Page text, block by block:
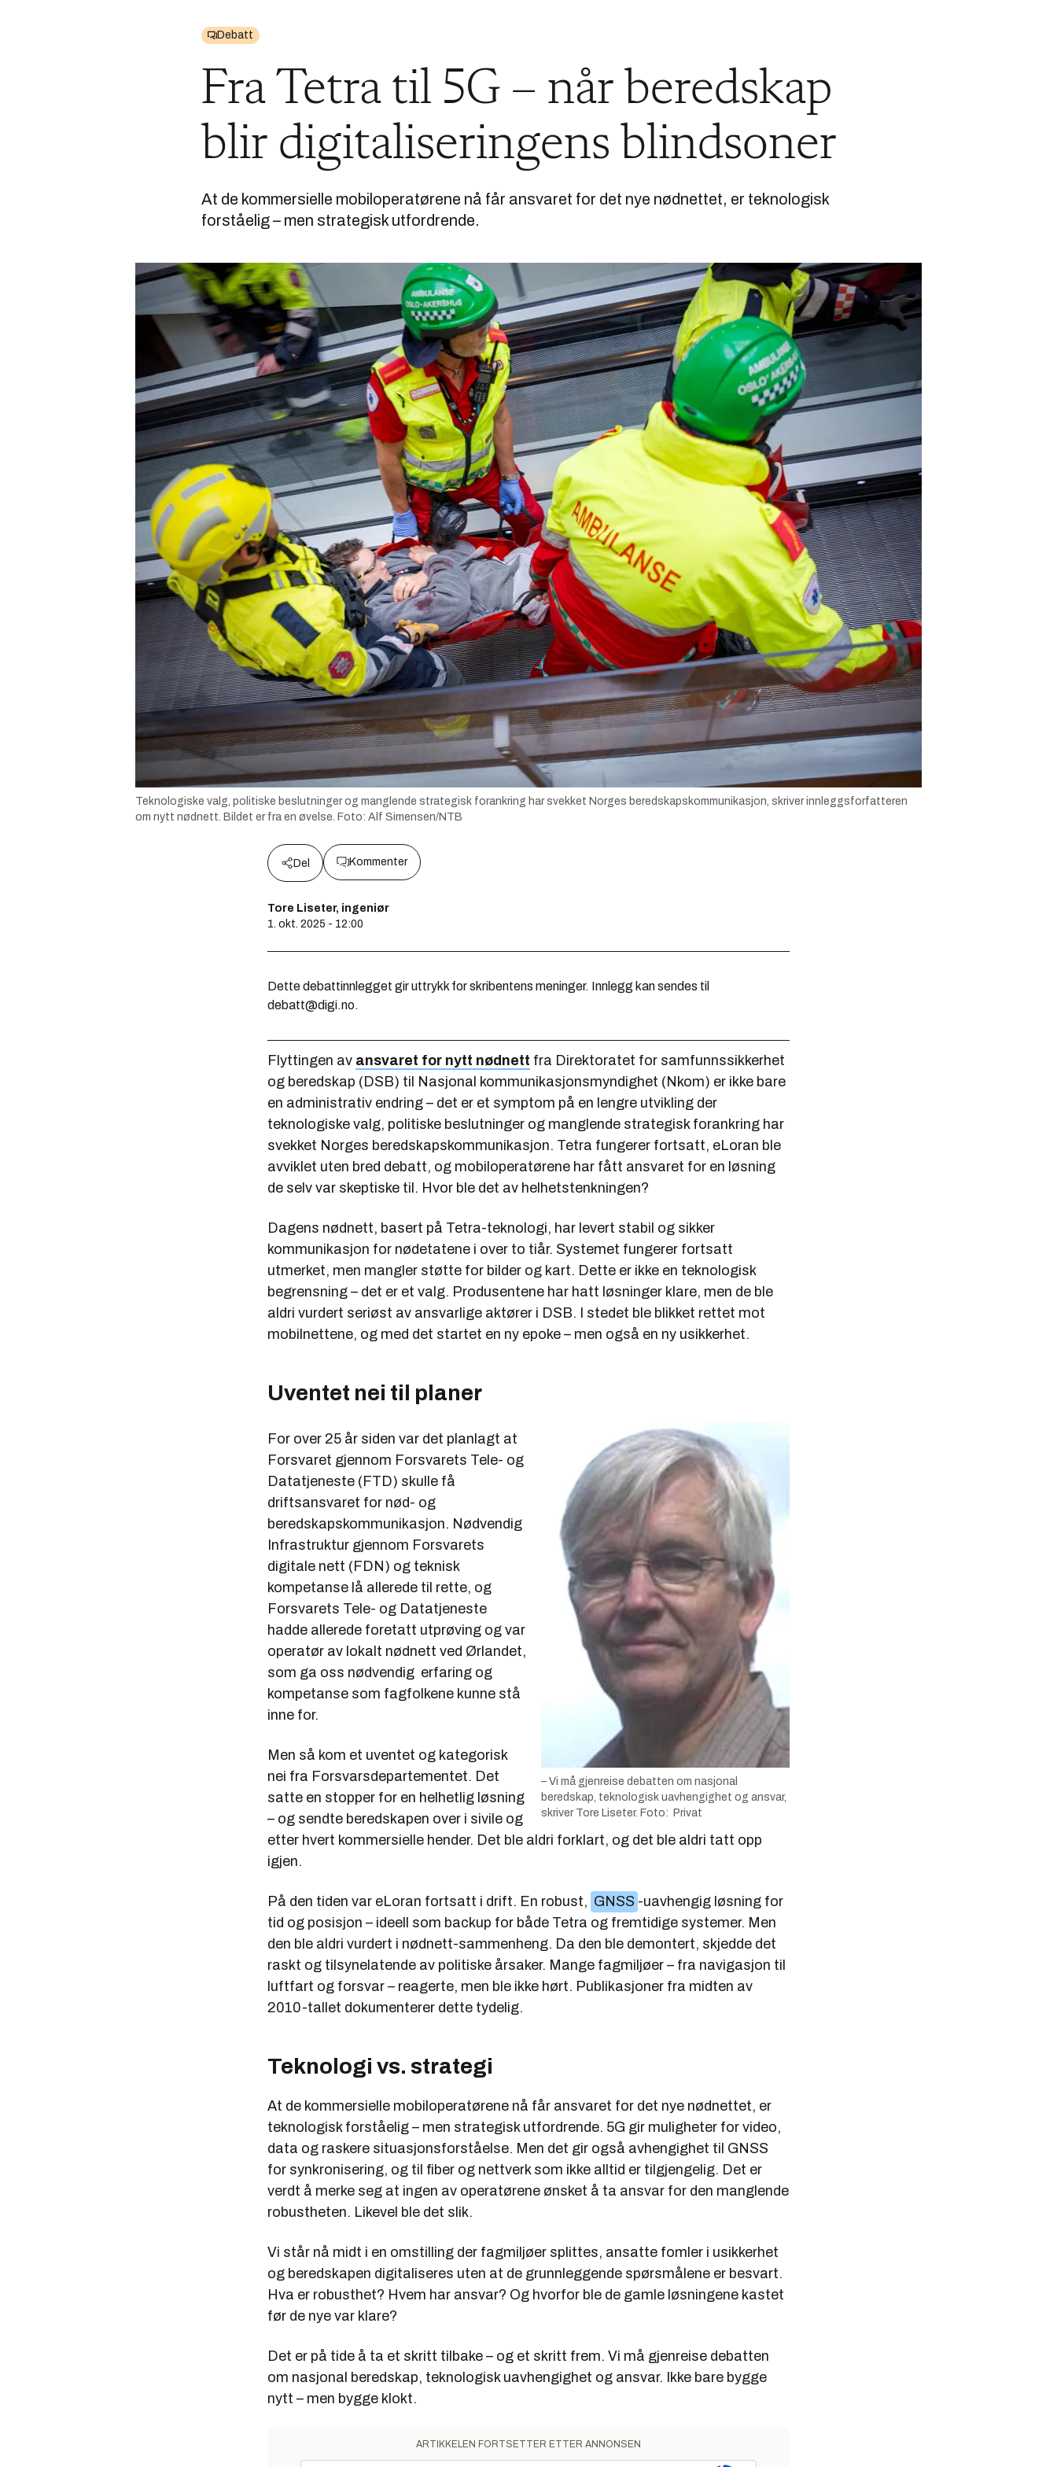
Debatt
Fra Tetra til 5G – når beredskap
blir digitaliseringens blindsoner
At de kommersielle mobiloperatørene nå får ansvaret for det nye nødnettet, er teknologisk
forståelig – men strategisk utfordrende.
Teknologiske valg, politiske beslutninger og manglende strategisk forankring har svekket Norges beredskapskommunikasjon, skriver innleggsforfatteren
om nytt nødnett. Bildet er fra en øvelse. Foto: Alf Simensen/NTB
Del Kommenter
Tore Liseter, ingeniør
1. okt. 2025 - 12:00
Dette debattinnlegget gir uttrykk for skribentens meninger. Innlegg kan sendes til
debatt@digi.no.
Flyttingen av ansvaret for nytt nødnett fra Direktoratet for samfunnssikkerhet
og beredskap (DSB) til Nasjonal kommunikasjonsmyndighet (Nkom) er ikke bare
en administrativ endring – det er et symptom på en lengre utvikling der
teknologiske valg, politiske beslutninger og manglende strategisk forankring har
svekket Norges beredskapskommunikasjon. Tetra fungerer fortsatt, eLoran ble
avviklet uten bred debatt, og mobiloperatørene har fått ansvaret for en løsning
de selv var skeptiske til. Hvor ble det av helhetstenkningen?
Dagens nødnett, basert på Tetra-teknologi, har levert stabil og sikker
kommunikasjon for nødetatene i over to tiår. Systemet fungerer fortsatt
utmerket, men mangler støtte for bilder og kart. Dette er ikke en teknologisk
begrensning – det er et valg. Produsentene har hatt løsninger klare, men de ble
aldri vurdert seriøst av ansvarlige aktører i DSB. I stedet ble blikket rettet mot
mobilnettene, og med det startet en ny epoke – men også en ny usikkerhet.
Uventet nei til planer
– Vi må gjenreise debatten om nasjonal
beredskap, teknologisk uavhengighet og ansvar,
skriver Tore Liseter. Foto: Privat
For over 25 år siden var det planlagt at
Forsvaret gjennom Forsvarets Tele- og
Datatjeneste (FTD) skulle få
driftsansvaret for nød- og
beredskapskommunikasjon. Nødvendig
Infrastruktur gjennom Forsvarets
digitale nett (FDN) og teknisk
kompetanse lå allerede til rette, og
Forsvarets Tele- og Datatjeneste
hadde allerede foretatt utprøving og var
operatør av lokalt nødnett ved Ørlandet,
som ga oss nødvendig erfaring og
kompetanse som fagfolkene kunne stå
inne for.
Men så kom et uventet og kategorisk
nei fra Forsvarsdepartementet. Det
satte en stopper for en helhetlig løsning
– og sendte beredskapen over i sivile og
etter hvert kommersielle hender. Det ble aldri forklart, og det ble aldri tatt opp
igjen.
På den tiden var eLoran fortsatt i drift. En robust, GNSS -uavhengig løsning for
tid og posisjon – ideell som backup for både Tetra og fremtidige systemer. Men
den ble aldri vurdert i nødnett-sammenheng. Da den ble demontert, skjedde det
raskt og tilsynelatende av politiske årsaker. Mange fagmiljøer – fra navigasjon til
luftfart og forsvar – reagerte, men ble ikke hørt. Publikasjoner fra midten av
2010-tallet dokumenterer dette tydelig.
Teknologi vs. strategi
At de kommersielle mobiloperatørene nå får ansvaret for det nye nødnettet, er
teknologisk forståelig – men strategisk utfordrende. 5G gir muligheter for video,
data og raskere situasjonsforståelse. Men det gir også avhengighet til GNSS
for synkronisering, og til fiber og nettverk som ikke alltid er tilgjengelig. Det er
verdt å merke seg at ingen av operatørene ønsket å ta ansvar for den manglende
robustheten. Likevel ble det slik.
Vi står nå midt i en omstilling der fagmiljøer splittes, ansatte fomler i usikkerhet
og beredskapen digitaliseres uten at de grunnleggende spørsmålene er besvart.
Hva er robusthet? Hvem har ansvar? Og hvorfor ble de gamle løsningene kastet
før de nye var klare?
Det er på tide å ta et skritt tilbake – og et skritt frem. Vi må gjenreise debatten
om nasjonal beredskap, teknologisk uavhengighet og ansvar. Ikke bare bygge
nytt – men bygge klokt.
ARTIKKELEN FORTSETTER ETTER ANNONSEN